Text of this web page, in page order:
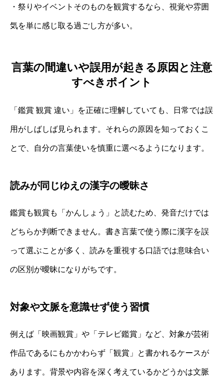
・祭りやイベントそのものを観賞するなら、視覚や雰囲
気を単に感じ取る過ごし方が多い。
言葉の間違いや誤用が起きる原因と注意
すべきポイント
「鑑賞 観賞 違い」を正確に理解していても、日常では誤
用がしばしば見られます。それらの原因を知っておくこ
とで、自分の言葉使いを慎重に選べるようになります。
読みが同じゆえの漢字の曖昧さ
鑑賞も観賞も「かんしょう」と読むため、発音だけでは
どちらか判断できません。書き言葉で使う際に漢字を誤
って選ぶことが多く、読みを重視する口語では意味合い
の区別が曖昧になりがちです。
対象や文脈を意識せず使う習慣
例えば「映画観賞」や「テレビ鑑賞」など、対象が芸術
作品であるにもかかわらず「観賞」と書かれるケースが
あります。背景や内容を深く考えているかどうかは文脈